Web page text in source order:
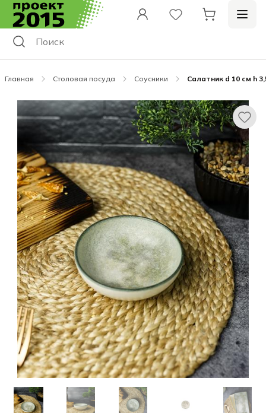
Главная Столовая посуда Соусники Салатник d 10 см h